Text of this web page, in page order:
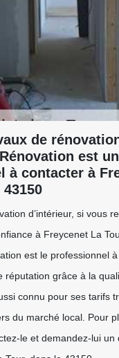
de
est un
à contacter à
d’intérieur, si vous
à Freycenet La
est le professionnel
réputation grâce à la
connu pour ses tarifs
du marché local. Pour
le et demandez-lui un